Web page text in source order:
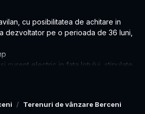
Terenuri de vânzare Berceni
cu posibilitatea de achitare in
dezvoltator pe o perioada de 36 luni,
curent electric in fata lotului, stipulate
Primariei)
aceasta proprietate!